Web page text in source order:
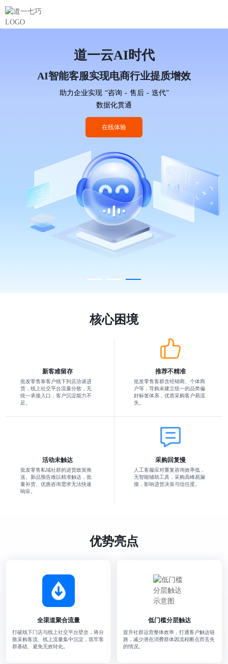
道一云AI时代
AI智能客服实现电商行业提质增效
助力企业实现 “咨询 - 售后 - 迭代”
数据化贯通
在线体验
核心困境
新客难留存
批发零售靠客户线下到店洽谈进
货，线上社交平台流量分散，无
统一承接入口，客户沉淀能力不
足。
推荐不精准
批发零售客群含经销商、个体商
户等，导购未建立统一的品类偏
好标签体系，优质采购客户易流
失。
活动未触达
批发零售私域社群的进货政策推
送、新品预告难以精准触达，批
量补货、优惠咨询需求无法快速
响应。
采购回复慢
人工客服应对重复咨询效率低，
无智能辅助工具，采购高峰易漏
接，影响进货决策与信任度。
优势亮点
全渠道聚合流量
打破线下门店与线上社交平台壁垒，将分
散采购客流、线上流量集中沉淀，筑牢客
群基础、避免无效转化。
低门槛分层触达
提升社群运营整体效率，打通客户触达链
路，减少潜在消费群体因流程断点而丢失
的情况。